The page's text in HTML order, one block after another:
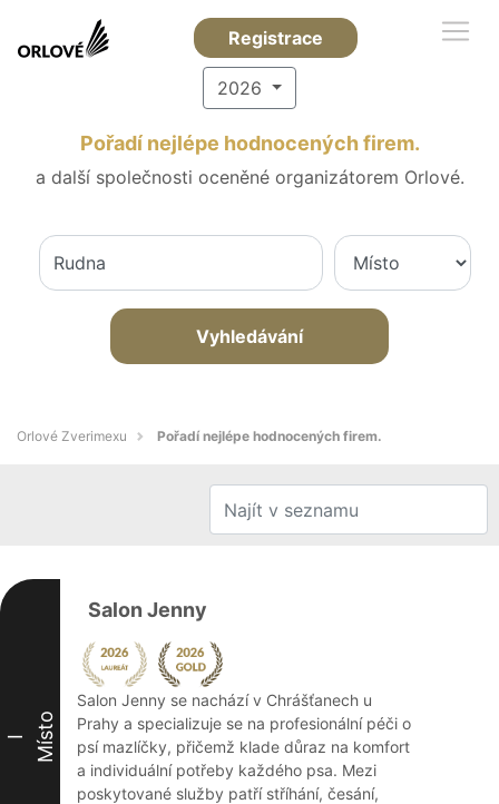
Registrace
2026
Pořadí nejlépe hodnocených firem.
a další společnosti oceněné organizátorem Orlové.
Vyhledávání
Orlové Zverimexu Pořadí nejlépe hodnocených firem.
I Místo
Salon Jenny
Salon Jenny se nachází v Chrášťanech u
Prahy a specializuje se na profesionální péči o
psí mazlíčky, přičemž klade důraz na komfort
a individuální potřeby každého psa. Mezi
poskytované služby patří stříhání, česání,